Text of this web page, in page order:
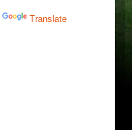
Translate